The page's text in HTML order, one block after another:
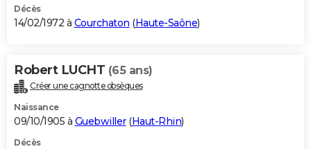
Décès
14/02/1972 à Courchaton (Haute-Saône)
Robert LUCHT (65 ans)
Créer une cagnotte obsèques
Naissance
09/10/1905 à Guebwiller(Haut-Rhin)
Décès